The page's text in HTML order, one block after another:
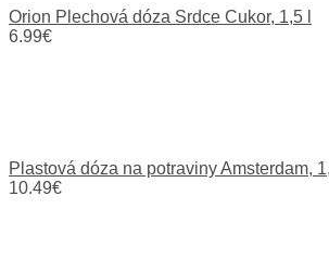
Orion Plechová dóza Srdce Cukor, 1,5 l
6.99€
Plastová dóza na potraviny Amsterdam,
10.49€